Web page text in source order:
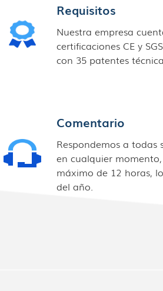
Requisitos
Nuestra empresa
certificaciones CE y
con 35 patentes
Comentario
Respondemos a todas
en cualquier
máximo de 12 horas,
del año.